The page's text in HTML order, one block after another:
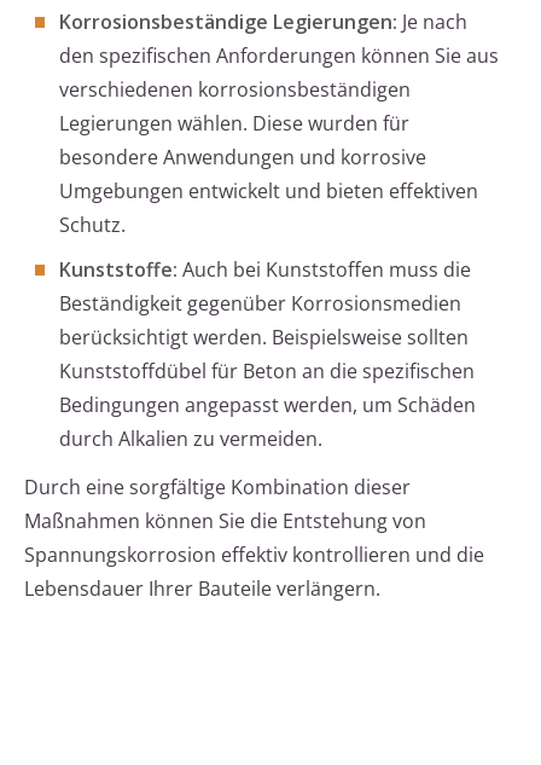
Korrosionsbeständige Legierungen: Je nach
den spezifischen Anforderungen können Sie aus
verschiedenen korrosionsbeständigen
Legierungen wählen. Diese wurden für
besondere Anwendungen und korrosive
Umgebungen entwickelt und bieten effektiven
Schutz.
Kunststoffe: Auch bei Kunststoffen muss die
Beständigkeit gegenüber Korrosionsmedien
berücksichtigt werden. Beispielsweise sollten
Kunststoffdübel für Beton an die spezifischen
Bedingungen angepasst werden, um Schäden
durch Alkalien zu vermeiden.
Durch eine sorgfältige Kombination dieser
Maßnahmen können Sie die Entstehung von
Spannungskorrosion effektiv kontrollieren und die
Lebensdauer Ihrer Bauteile verlängern.